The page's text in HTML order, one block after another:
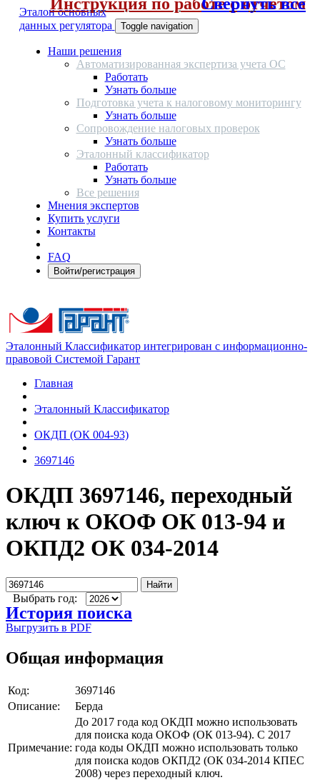
Эталон основных
данных регулятора
Toggle navigation
Наши решения
Автоматизированная экспертиза учета ОС
Работать
Узнать больше
Подготовка учета к налоговому мониторингу
Узнать больше
Сопровождение налоговых проверок
Узнать больше
Эталонный классификатор
Работать
Узнать больше
Все решения
Мнения экспертов
Купить услуги
Контакты
FAQ
Войти/регистрация
Эталонный Классификатор интегрирован с информационно-
правовой Системой Гарант
Главная
Эталонный Классификатор
ОКДП (ОК 004-93)
3697146
ОКДП 3697146, переходный
ключ к ОКОФ ОК 013-94 и
ОКПД2 ОК 034-2014
Найти
Выбрать год:
История поиска
Выгрузить в PDF
Общая информация
Код:
3697146
Описание:
Берда
Примечание:
До 2017 года код ОКДП можно использовать
для поиска кода ОКОФ (ОК 013-94). C 2017
года коды ОКДП можно использовать только
для поиска кодов ОКПД2 (ОК 034-2014 КПЕС
2008) через переходный ключ.